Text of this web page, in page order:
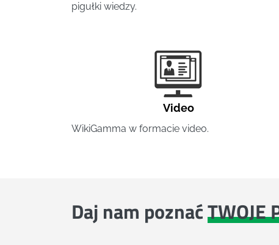
pigułki wiedzy.
Video
WikiGamma w formacie video.
Daj nam poznaćTWOJE